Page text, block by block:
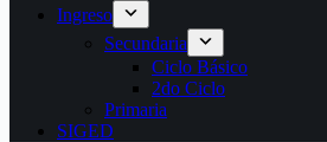
Ingreso
Secundaria
Ciclo Básico
2do Ciclo
Primaria
SIGED